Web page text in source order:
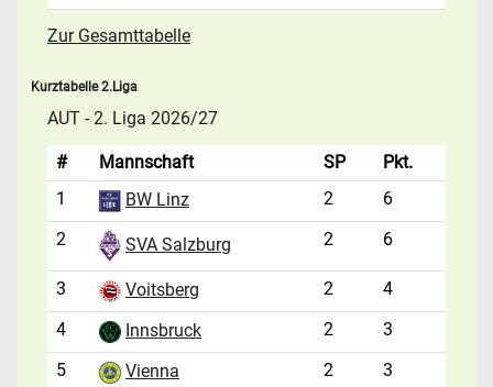
Zur Gesamttabelle
Kurztabelle 2.Liga
AUT - 2. Liga 2026/27
# Mannschaft SP
Pkt.
1
BW Linz 2
6
2
SVA Salzburg 2 6
3 Voitsberg 2
4
4
Innsbruck 2
3
5
Vienna 2 3